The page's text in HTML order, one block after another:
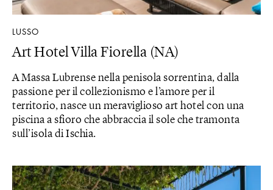
LUSSO
Art Hotel Villa Fiorella (NA)
A Massa Lubrense nella penisola sorrentina, dalla
passione per il collezionismo e l’amore per il
territorio, nasce un meraviglioso art hotel con una
piscina a sfioro che abbraccia il sole che tramonta
sull’isola di Ischia.